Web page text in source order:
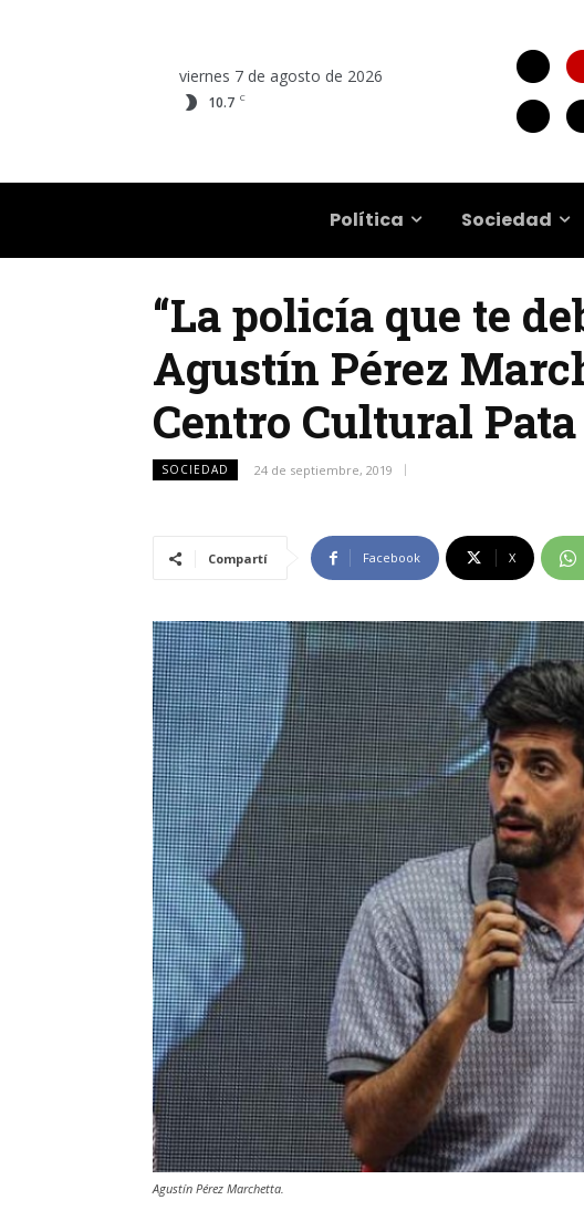
viernes 7 de agosto de 2026
10.7 C
Política Sociedad
“La policía que te
Agustín Pérez
Centro Cultural
SOCIEDAD 24 de septiembre, 2019
Compartí Facebook X
Agustín Pérez Marchetta.